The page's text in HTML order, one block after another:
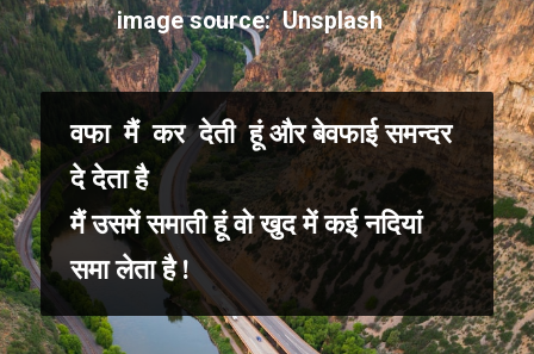
वफा मैं कर देती हूं और बेवफाई समन्दर
दे देता है
मैं उसमें समाती हूं वो खुद में कई नदियां
समा लेता है !
image source: Unsplash